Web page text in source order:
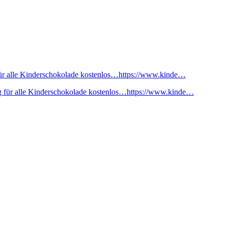
alle Kinderschokolade kostenlos…https://www.kinde…
für alle Kinderschokolade kostenlos…https://www.kinde…